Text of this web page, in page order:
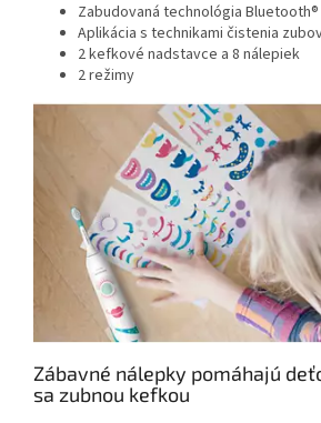
Zabudovaná technológia Bluetooth®
Aplikácia s technikami čistenia
2 kefkové nadstavce a 8 nálepiek
2 režimy
Zábavné nálepky pomáhajú
sa zubnou kefkou